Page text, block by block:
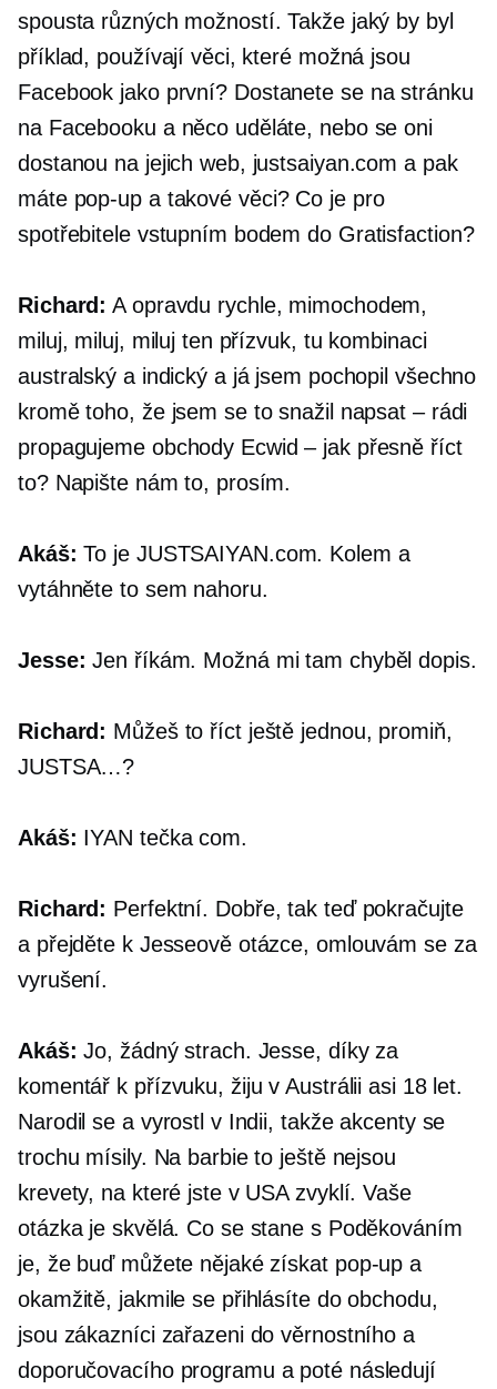
spousta různých možností. Takže jaký by byl
příklad, používají věci, které možná jsou
Facebook jako první? Dostanete se na stránku
na Facebooku a něco uděláte, nebo se oni
dostanou na jejich web, justsaiyan.com a pak
máte pop-upa takové věci? Co je pro
spotřebitele vstupním bodem do Gratisfaction?
Richard: A opravdu rychle, mimochodem,
miluj, miluj, miluj ten přízvuk, tu kombinaci
australský a indický a já jsem pochopil všechno
kromě toho, že jsem se to snažil napsat – rádi
propagujeme obchody Ecwid – jak přesně říct
to? Napište nám to, prosím.
Akáš: To je JUSTSAIYAN.com. Kolem a
vytáhněte to sem nahoru.
Jesse: Jen říkám. Možná mi tam chyběl dopis.
Richard: Můžeš to říct ještě jednou, promiň,
JUSTSA…?
Akáš: IYAN tečka com.
Richard: Perfektní. Dobře, tak teď pokračujte
a přejděte k Jesseově otázce, omlouvám se za
vyrušení.
Akáš: Jo, žádný strach. Jesse, díky za
komentář k přízvuku, žiju v Austrálii asi 18 let.
Narodil se a vyrostl v Indii, takže akcenty se
trochu mísily. Na barbie to ještě nejsou
krevety, na které jste v USA zvyklí. Vaše
otázka je skvělá. Co se stane s Poděkováním
je, že buď můžete nějaké získat pop-up a
okamžitě, jakmile se přihlásíte do obchodu,
jsou zákazníci zařazeni do věrnostního a
doporučovacího programu a poté následují